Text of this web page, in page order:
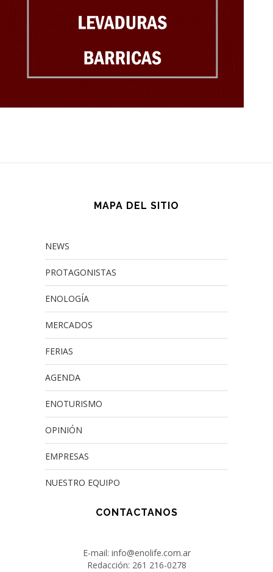
MAPA DEL SITIO
NEWS
PROTAGONISTAS
ENOLOGÍA
MERCADOS
FERIAS
AGENDA
ENOTURISMO
OPINIÓN
EMPRESAS
NUESTRO EQUIPO
CONTACTANOS
E-mail: info@enolife.com.ar
Redacción: 261 216-0278